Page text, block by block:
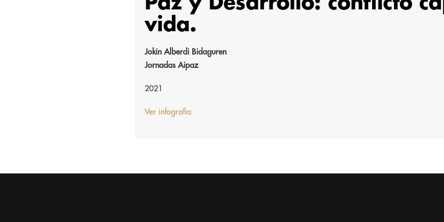
vida.
Jokin Alberdi Bidaguren
Jornadas Aipaz
2021
Ver infografia